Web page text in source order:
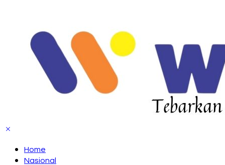
Home
Nasional